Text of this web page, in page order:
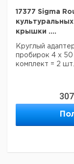
17377 Sigma
крышки ....
Круглый
пробирок 4 х 50
комплект = 2 шт.